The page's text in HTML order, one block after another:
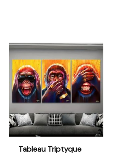
Tableau Triptyque
Plage
de
prix :
21,99€
à
41,99€